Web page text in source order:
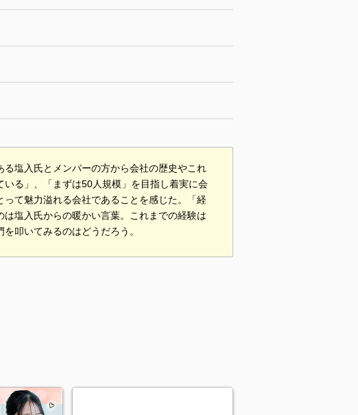
塩入氏とメンバーの方から会社の歴史やこれ
る」、「まずは50人規模」を目指し着実に会
て魅力溢れる会社であることを感じた。「経
塩入氏からの暖かい言葉。これまでの経験は
叩いてみるのはどうだろう。